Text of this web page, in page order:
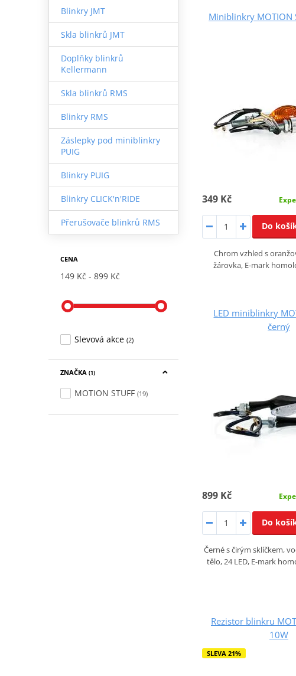
Blinkry JMT
Skla blinkrů JMT
Doplňky blinkrů
Kellermann
Skla blinkrů RMS
Blinkry RMS
Záslepky pod miniblinkry
PUIG
Blinkry PUIG
Blinkry CLICK'n'RIDE
Přerušovače blinkrů RMS
CENA
149 Kč 899 Kč
Slevová akce (2)
ZNAČKA (1)
MOTION STUFF (19)
Miniblinkry MOTION
349 Kč
Do
Chrom vzhled s
žárovka, E-mark
LED miniblinkry
černý
899 Kč
Do
Černé s čirým sklíčkem,
tělo, 24 LED, E-mark
Rezistor blinkru
10W
SLEVA 21%